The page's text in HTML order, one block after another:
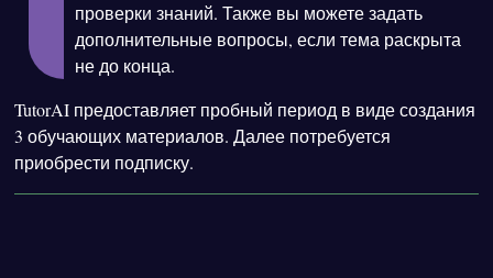
проверки знаний. Также вы можете задать
дополнительные вопросы, если тема раскрыта
не до конца.
TutorAI предоставляет пробный период в виде создания
3 обучающих материалов. Далее потребуется
приобрести подписку.